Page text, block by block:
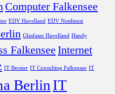
Computer Falkensee
EDV Havelland EDV Notdienst
Glasfaser Havelland Handy
Falkensee Internet
IT Berater IT Consulting Falkensee IT
Berlin IT